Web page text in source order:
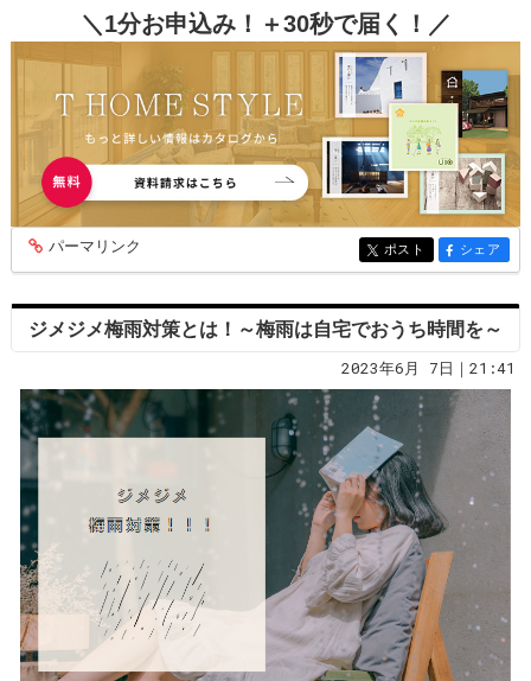
＼1分お申込み！＋30秒で届く！／
entry260
パーマリンク entry260
ポスト entry260
シェア
ジメジメ梅雨対策とは！～梅雨は自宅でおうち時間を～
2023年6月 7日｜21:41